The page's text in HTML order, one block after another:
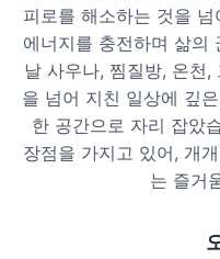
호텔 스파
리조트 스파
피로를 해소하는 것을
에너지를 충전하며 삶의
날 사우나, 찜질방, 온천
을 넘어 지친 일상에 깊
한 공간으로 자리 잡았
장점을 가지고 있어, 개
는 즐거